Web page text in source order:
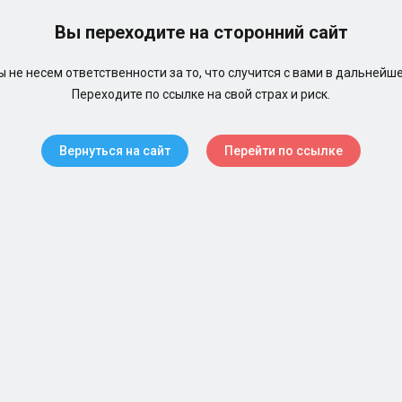
Вы переходите на сторонний сайт
не несем ответственности за то, что случится с вами в
Переходите по ссылке на свой страх и риск.
Вернуться на сайт Перейти по ссылке